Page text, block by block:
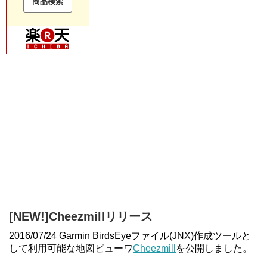
[NEW!]Cheezmillリリース
2016/07/24 Garmin BirdsEyeファイル(JNX)作成ツールと
して利用可能な地図ビューワCheezmill を公開しました。